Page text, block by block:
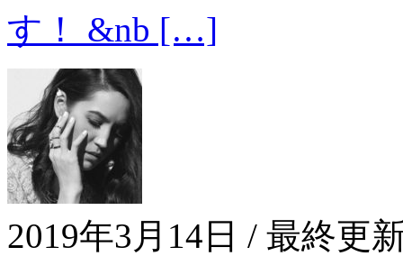
す！ &nb […]
2019年3月14日 / 最終更